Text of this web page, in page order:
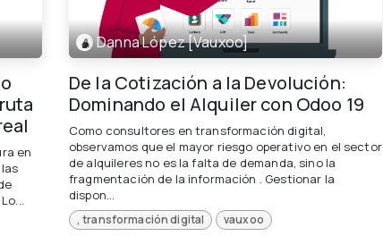
en
Danna López [Vauxoo]
De la Cotización a la Devolución:
Dominando el Alquiler con Odoo 19
Como consultores en transformación digital,
observamos que el mayor riesgo operativo en el sector
de alquileres no es la falta de demanda, sino la
fragmentación de la información . Gestionar la
dispon...
, transformación digital vauxoo